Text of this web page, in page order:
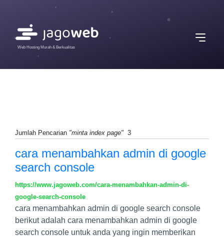
Web Hosting Murah & Berkualitas
Jumlah Pencarian "minta index page" 3
cara menambahkan admin di google
search console
https://www.jagoweb.com/cara-menambahkan-admin-di-
google-search-console
cara menambahkan admin di google search console
berikut adalah cara menambahkan admin di google
search console untuk anda yang ingin memberikan